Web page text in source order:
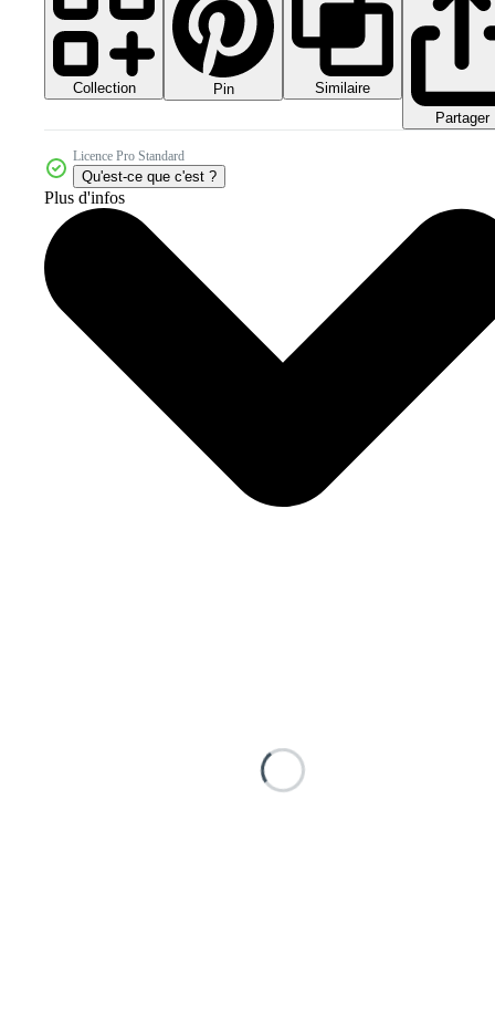
Collection Pin
Similaire
Partager
Licence Pro Standard
Qu'est-ce que c'est ?
Plus d'infos